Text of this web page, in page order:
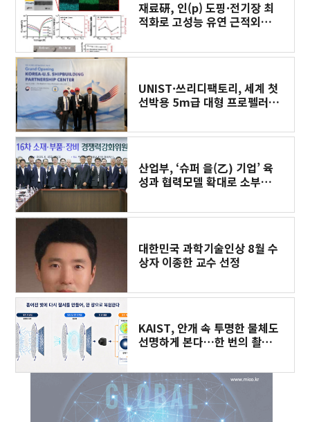
재료硏, 인(p) 도핑·전기장 최
적화로 고성능 유연 근적외선
UNIST·쓰리디팩토리, 세계 첫
선박용 5m급 대형 프로펠러
산업부, ‘슈퍼 을(乙) 기업’ 육
성과 협력모델 확대로 소부장
대한민국 과학기술인상 8월 수
상자 이종한 교수 선정
KAIST, 안개 속 투명한 물체도
선명하게 본다…한 번의 촬영